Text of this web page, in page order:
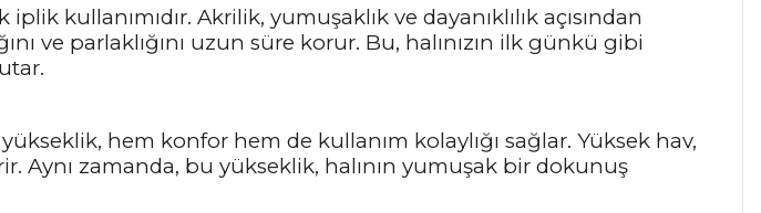
kullanımıdır. Akrilik, yumuşaklık ve dayanıklılık açısından
ve parlaklığını uzun süre korur. Bu, halınızın ilk günkü gibi
hem konfor hem de kullanım kolaylığı sağlar. Yüksek hav,
Aynı zamanda, bu yükseklik, halının yumuşak bir dokunuş